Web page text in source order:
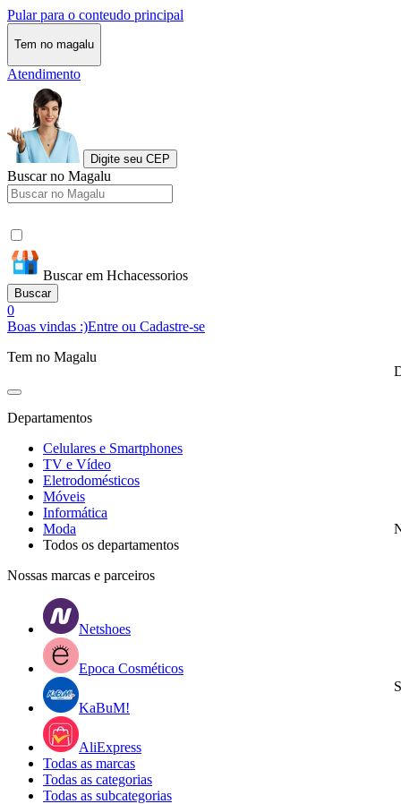
Pular para o conteudo principal
Tem no magalu
Atendimento
Digite seu CEP
Buscar no Magalu
Buscar em Hchacessorios
Buscar
0
Boas vindas :)Entre ou Cadastre-se
Tem no Magalu
Departamentos
Celulares e Smartphones
TV e Vídeo
Eletrodomésticos
Móveis
Informática
Moda
Todos os departamentos
Nossas marcas e parceiros
Netshoes
Epoca Cosméticos
KaBuM!
AliExpress
Todas as marcas
Todas as categorias
Todas as subcategorias